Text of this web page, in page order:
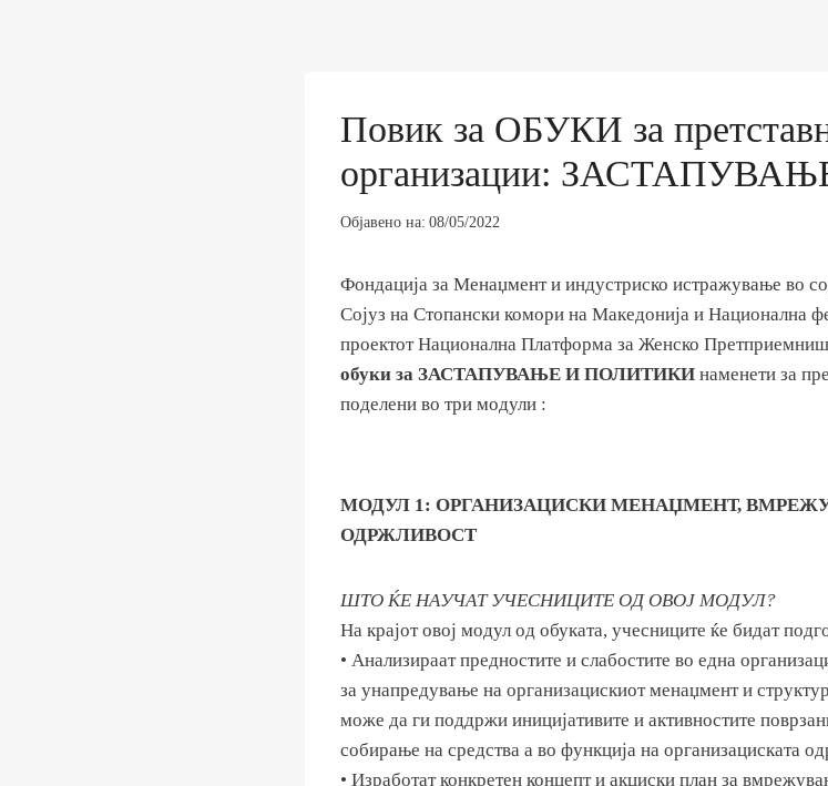
Повик за ОБУКИ за
организации:
Објавено на: 08/05/2022
Фондација за Менаџмент и индустриско истражување во
Сојуз на Стопански комори на Македонија и Национална
проектот Национална Платформа за Женско
обуки за ЗАСТАПУВАЊЕ И ПОЛИТИКИ наменети за
поделени во три модули :
МОДУЛ 1: ОРГАНИЗАЦИСКИ МЕНАЏМЕНТ,
ОДРЖЛИВОСТ
ШТО ЌЕ НАУЧАТ УЧЕСНИЦИТЕ ОД ОВОЈ МОДУЛ?
На крајот овој модул од обуката, учесниците ќе бидат
• Анализираат предностите и слабостите во една
за унапредување на организацискиот менаџмент и
може да ги поддржи иницијативите и активностите
собирање на средства а во функција на организациската
• Изработат конкретен концепт и акциски план за